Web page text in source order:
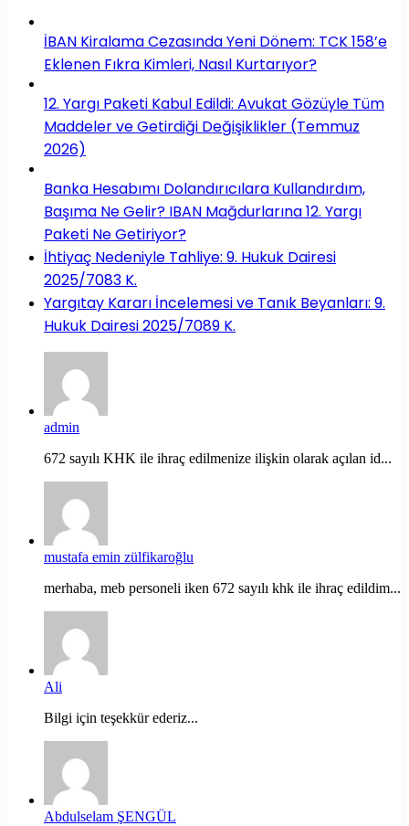
İBAN Kiralama Cezasında Yeni Dönem: TCK 158’e
Eklenen Fıkra Kimleri, Nasıl Kurtarıyor?
12. Yargı Paketi Kabul Edildi: Avukat Gözüyle Tüm
Maddeler ve Getirdiği Değişiklikler (Temmuz
2026)
Banka Hesabımı Dolandırıcılara Kullandırdım,
Başıma Ne Gelir? IBAN Mağdurlarına 12. Yargı
Paketi Ne Getiriyor?
İhtiyaç Nedeniyle Tahliye: 9. Hukuk Dairesi
2025/7083 K.
Yargıtay Kararı İncelemesi ve Tanık Beyanları: 9.
Hukuk Dairesi 2025/7089 K.
admin
672 sayılı KHK ile ihraç edilmenize ilişkin olarak açılan id...
mustafa emin zülfikaroğlu
merhaba, meb personeli iken 672 sayılı khk ile ihraç edildim...
Ali
Bilgi için teşekkür ederiz...
Abdulselam ŞENGÜL